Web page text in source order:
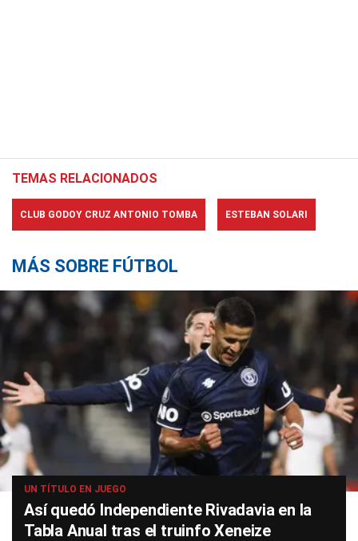
TEMAS RELACIONADOS
CLUB GODOY CRUZ ANTONIO TOMBA ESTEBAN SOLARI
MÁS SOBRE FÚTBOL
UN TÍTULO EN JUEGO
Así quedó Independiente Rivadavia en la
Tabla Anual tras el truinfo Xeneize